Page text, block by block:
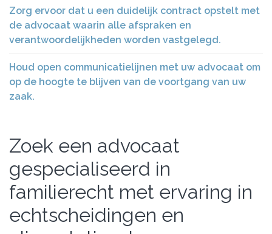
Zorg ervoor dat u een duidelijk contract opstelt met
de advocaat waarin alle afspraken en
verantwoordelijkheden worden vastgelegd.
Houd open communicatielijnen met uw advocaat om
op de hoogte te blijven van de voortgang van uw
zaak.
Zoek een advocaat
gespecialiseerd in
familierecht met ervaring in
echtscheidingen en